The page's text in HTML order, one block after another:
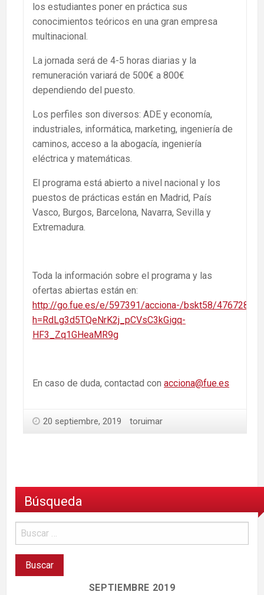
los estudiantes poner en práctica sus
conocimientos teóricos en una gran empresa
multinacional.
La jornada será de 4-5 horas diarias y la
remuneración variará de 500€ a 800€
dependiendo del puesto.
Los perfiles son diversos: ADE y economía,
industriales, informática, marketing, ingeniería de
caminos, acceso a la abogacía, ingeniería
eléctrica y matemáticas.
El programa está abierto a nivel nacional y los
puestos de prácticas están en Madrid, País
Vasco, Burgos, Barcelona, Navarra, Sevilla y
Extremadura.
Toda la información sobre el programa y las
ofertas abiertas están en:
http://go.fue.es/e/597391/acciona-/bskt58/
h=RdLg3d5TQeNrK2j_pCVsC3kGigq-
HF3_Zq1GHeaMR9g
En caso de duda, contactad con acciona@fue.es
20 septiembre, 2019 toruimar
Búsqueda
SEPTIEMBRE 2019